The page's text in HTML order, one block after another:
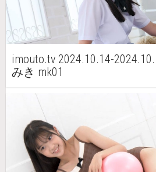
imouto.tv 2024.10.14-
みき mk01